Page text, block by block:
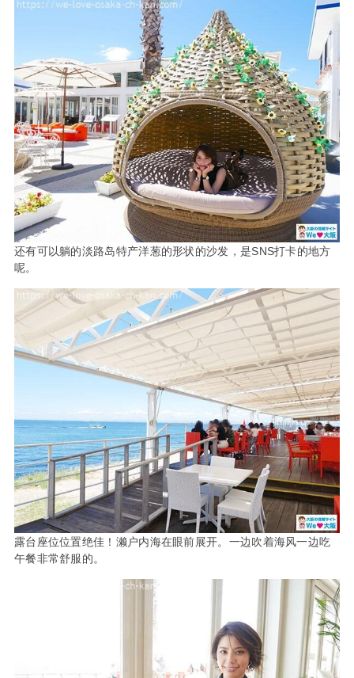
还有可以躺的淡路岛特产洋葱的形状的沙发，是SNS打卡的地方
呢。
露台座位位置绝佳！濑户内海在眼前展开。一边吹着海风一边吃
午餐非常舒服的。